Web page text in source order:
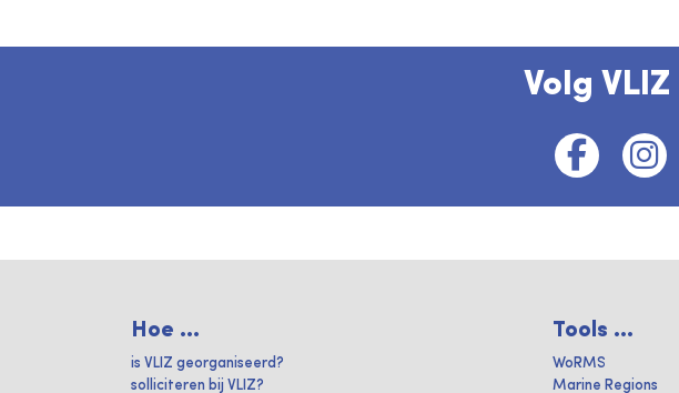
Volg
Hoe ...
is VLIZ georganiseerd?
solliciteren bij VLIZ?
Tools ...
WoRMS
Marine Regions